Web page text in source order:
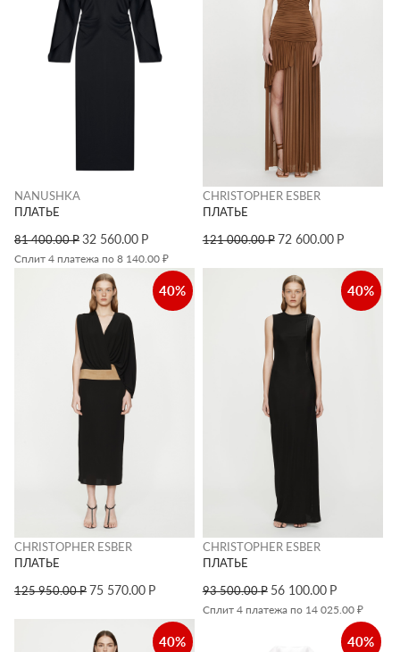
NANUSHKA
ПЛАТЬЕ
81 400.00Р32 560.00 Р
Сплит 4 платежа по 8 140.00 ₽
CHRISTOPHER ESBER
ПЛАТЬЕ
121 000.00Р 72 600.00 Р
40%
CHRISTOPHER ESBER
ПЛАТЬЕ
125 950.00Р75 570.00 Р
40%
CHRISTOPHER ESBER
ПЛАТЬЕ
93 500.00Р 56 100.00 Р
Сплит 4 платежа по 14 025.00 ₽
40% 40%